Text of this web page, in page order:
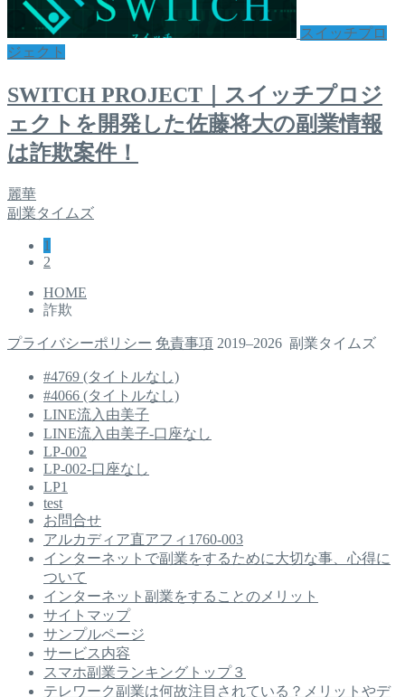
スイッチプロ
ジェクト
SWITCH PROJECT｜スイッチプロジ
ェクトを開発した佐藤将大の副業情報
は詐欺案件！
麗華
副業タイムズ
1
2
HOME
詐欺
プライバシーポリシー 免責事項 2019–2026 副業タイムズ
#4769 (タイトルなし)
#4066 (タイトルなし)
LINE流入由美子
LINE流入由美子-口座なし
LP-002
LP-002-口座なし
LP1
test
お問合せ
アルカディア直アフィ1760-003
インターネットで副業をするために大切な事、心得に
ついて
インターネット副業をすることのメリット
サイトマップ
サンプルページ
サービス内容
スマホ副業ランキングトップ３
テレワーク副業は何故注目されている？メリットやデ